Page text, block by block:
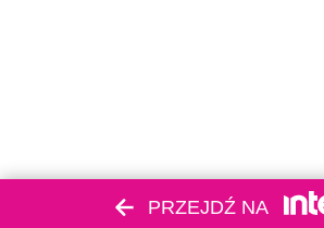
PRZEJDŹ NA